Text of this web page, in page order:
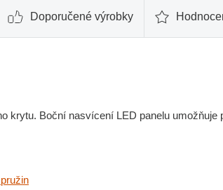
Doporučené výrobky
krytu. Boční nasvícení LED panelu umožňuje